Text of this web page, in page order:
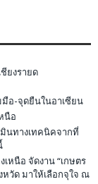
ยงรายด
อ-จุดยืนในอาเซียน
นือ
นทางเทคนิคจากที่
หนือ จัดงาน “เกษตร
หวัด มาให้เลือกจุใจ ณ